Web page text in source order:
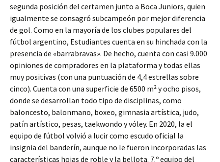
segunda posición del certamen junto a Boca Juniors, quien
igualmente se consagró subcampeón por mejor diferencia
de gol. Como en la mayoría de los clubes populares del
fútbol argentino, Estudiantes cuenta en su hinchada con la
presencia de «barrabravas». De hecho, cuenta con casi 9.000
opiniones de compradores en la plataforma y todas ellas
muy positivas (con una puntuación de 4,4 estrellas sobre
cinco). Cuenta con una superficie de 6500 m² y ocho pisos,
donde se desarrollan todo tipo de disciplinas, como
baloncesto, balonmano, boxeo, gimnasia artística, judo,
patín artístico, pesas, taekwondo y vóley. En 2020, la el
equipo de fútbol volvió a lucir como escudo oficial la
insignia del banderín, aunque no le fueron incorporadas las
características hojas de roble y la bellota. 7.º equipo del